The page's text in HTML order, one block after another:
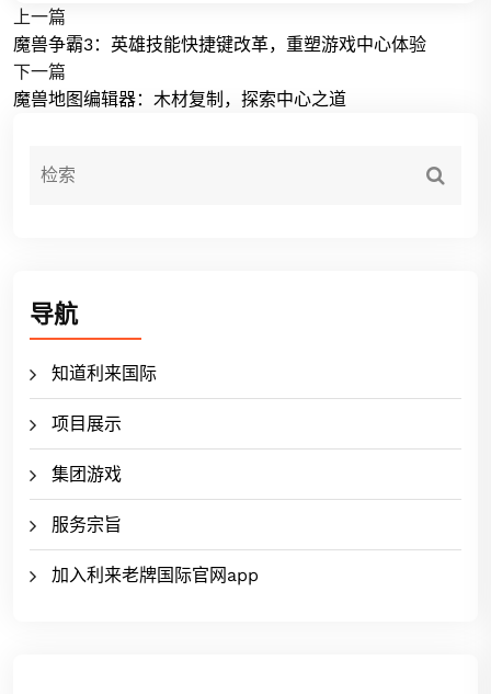
上一篇
魔兽争霸3：英雄技能快捷键改革，重塑游戏中心体验
下一篇
魔兽地图编辑器：木材复制，探索中心之道
导航
知道利来国际
项目展示
集团游戏
服务宗旨
加入利来老牌国际官网app